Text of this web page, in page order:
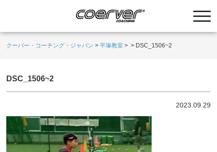
クーバー・コーチング・ジャパン >平塚教室 > > DSC_1506~2
DSC_1506~2
2023.09.29